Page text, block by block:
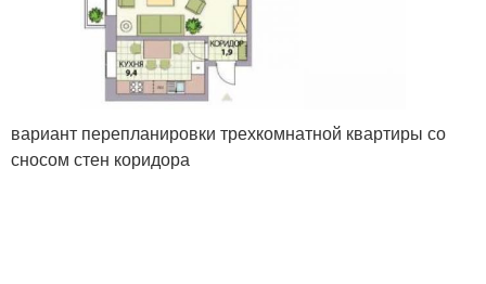
вариант перепланировки трехкомнатной квартиры со
сносом стен коридора